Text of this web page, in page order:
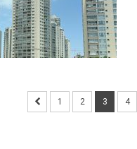
1 2 3 4